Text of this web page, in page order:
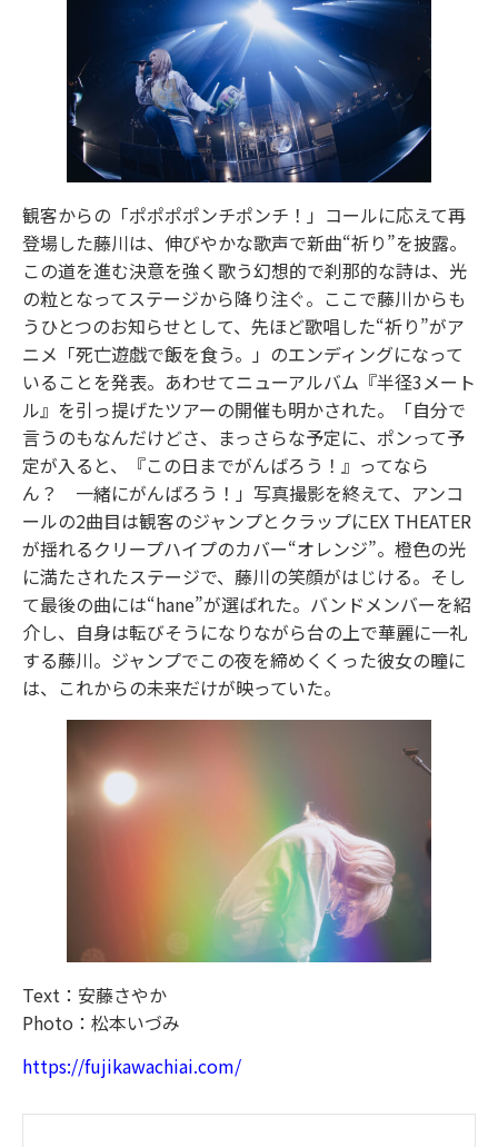
観客からの「ポポポポンチポンチ！」コールに応えて再
登場した藤川は、伸びやかな歌声で新曲“祈り”を披露。
この道を進む決意を強く歌う幻想的で刹那的な詩は、光
の粒となってステージから降り注ぐ。ここで藤川からも
うひとつのお知らせとして、先ほど歌唱した“祈り”がア
ニメ「死亡遊戯で飯を食う。」のエンディングになって
いることを発表。あわせてニューアルバム『半径3メート
ル』を引っ提げたツアーの開催も明かされた。「自分で
言うのもなんだけどさ、まっさらな予定に、ポンって予
定が入ると、『この日までがんばろう！』ってなら
ん？ 一緒にがんばろう！」写真撮影を終えて、アンコ
ールの2曲目は観客のジャンプとクラップにEX THEATER
が揺れるクリープハイプのカバー“オレンジ”。橙色の光
に満たされたステージで、藤川の笑顔がはじける。そし
て最後の曲には“hane”が選ばれた。バンドメンバーを紹
介し、自身は転びそうになりながら台の上で華麗に一礼
する藤川。ジャンプでこの夜を締めくくった彼女の瞳に
は、これからの未来だけが映っていた。
Text：安藤さやか
Photo：松本いづみ
https://fujikawachiai.com/